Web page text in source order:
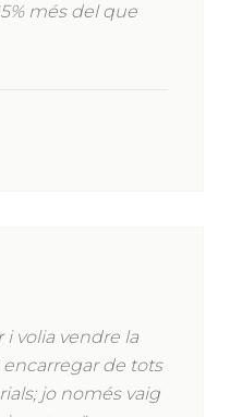
més del que
i volia vendre la
encarregar de tots
jo només vaig